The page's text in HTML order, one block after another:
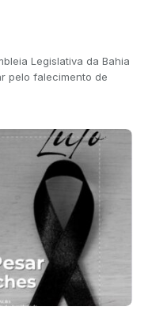
Legislativa da Bahia
pelo falecimento de